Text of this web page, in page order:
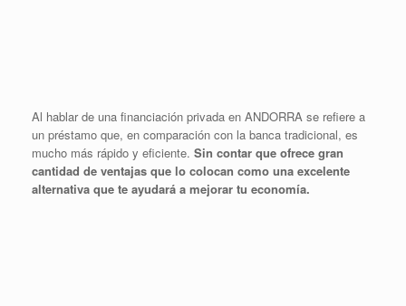
Al hablar de una financiación privada en ANDORRA se refiere a
un préstamo que, en comparación con la banca tradicional, es
mucho más rápido y eficiente. Sin contar que ofrece gran
cantidad de ventajas que lo colocan como una excelente
alternativa que te ayudará a mejorar tu economía.